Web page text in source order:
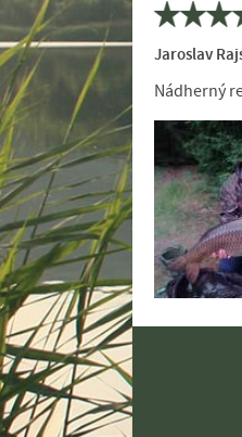
Jaroslav
Nádherný